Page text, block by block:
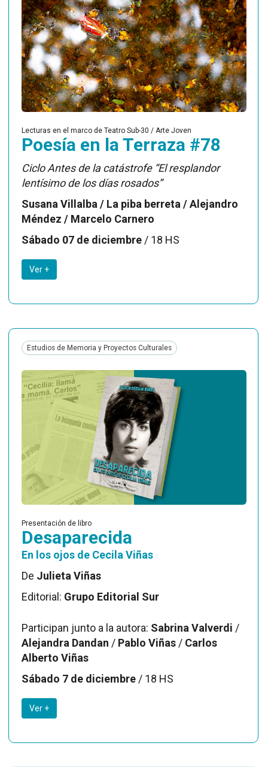
Lecturas en el marco de Teatro Sub-30 / Arte Joven
Poesía en la Terraza #78
Ciclo Antes de la catástrofe “El resplandor
lentísimo de los días rosados”
Susana Villalba / La piba berreta / Alejandro
Méndez / Marcelo Carnero
Sábado 07 de diciembre / 18 HS
Ver +
Estudios de Memoria y Proyectos Culturales
Presentación de libro
Desaparecida
En los ojos de Cecila Viñas
De Julieta Viñas
Editorial: Grupo Editorial Sur
Participan junto a la autora: Sabrina Valverdi /
Alejandra Dandan / Pablo Viñas / Carlos
Alberto Viñas
Sábado 7 de diciembre / 18 HS
Ver +